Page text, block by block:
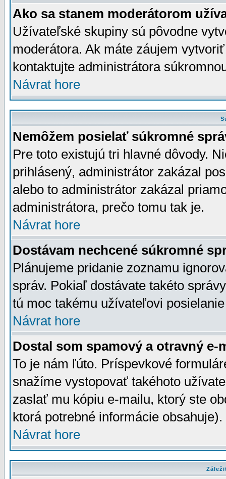
Ako sa stanem moderátorom
Užívateľské skupiny sú pôvodne
moderátora. Ak máte záujem
kontaktujte administrátora
Návrat hore
Nemôžem posielať súkromné
Pre toto existujú tri hlavné dôvody.
prihlásený, administrátor zakázal
alebo to administrátor zakázal
administrátora, prečo tomu tak je.
Návrat hore
Dostávam nechcené súkromné
Plánujeme pridanie zoznamu
správ. Pokiaľ dostávate takéto
tú moc takému užívateľovi
Návrat hore
Dostal som spamový a otravný e-
To je nám ľúto. Príspevkové
snažíme vystopovať takéhoto
zaslať mu kópiu e-mailu, ktorý ste
ktorá potrebné informácie
Návrat hore